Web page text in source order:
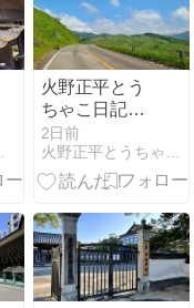
火野正平とう
ちゃこ日記
（401）2011
年秋の旅 山口
県 美祢市 BS
ろ旅
2日前